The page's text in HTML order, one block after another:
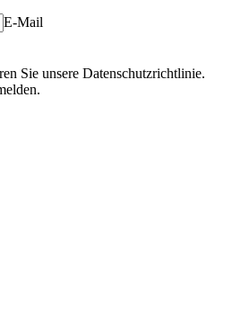
E-Mail
Sie unsere Datenschutzrichtlinie.